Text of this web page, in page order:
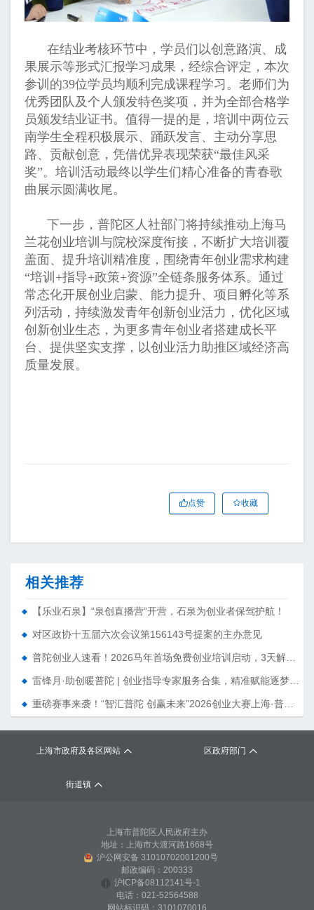
在结业考核环节中，学员们以创意路演、成
果展示等形式汇报学习成果，经综合评定，本次
参训的39位学员均顺利完成课程学习。老师们为
优秀团队及个人颁发特色奖项，并为全部合格学
员颁发结业证书。值得一提的是，培训中两位云
南学生全程积极展示、踊跃发言、主动分享思
路、贡献创意，凭借优异表现荣获“最佳风采
奖”。培训活动最终以学生们精心准备的青春歌
曲展示圆满收尾。
下一步，普陀区人社部门将持续推动上海马
兰花创业培训与院校深度衔接，不断扩大培训覆
盖面、提升培训精准度，围绕青年创业需求构建
“培训+指导+政策+资源”全链条服务体系。通过
常态化开展创业启蒙、能力提升、项目孵化等系
列活动，持续激发青年创新创业活力，优化区域
创新创业生态，为更多青年创业者搭建成长平
台、提供坚实支撑，以创业活力助推区域经济高
质量发展。
点赞 收藏
相关推荐
【乐业石泉】“泉创直播营”开营，石泉为创业者保驾护航！
对区政协十五届六次会议第156143号提案的主办意见
上海市政府及各区网站 区政府部门
街道镇
上海市普陀区人民政府主办
地址：上海市大渡河路1668号
沪公网安备 31010702001200号
邮政编码：200333
沪ICP备08112141号-1
电话：021-52564588
网站标识码：3101070016